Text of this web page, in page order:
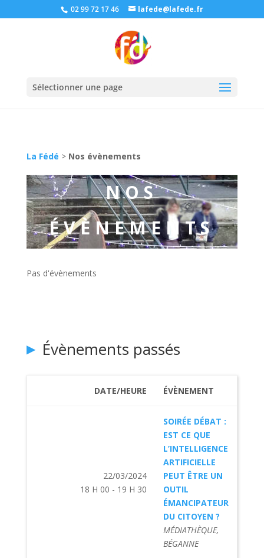
02 99 72 17 46 lafede@lafede.fr
Sélectionner une page
La Fédé > Nos évènements
NOS
ÉVÈNEMENTS
Pas d'évènements
Évènements passés
DATE/HEURE ÉVÈNEMENT
22/03/2024
18 H 00 - 19 H 30
SOIRÉE DÉBAT :
EST CE QUE
L’INTELLIGENCE
ARTIFICIELLE
PEUT ÊTRE UN
OUTIL
ÉMANCIPATEUR
DU CITOYEN ?
MÉDIATHÈQUE,
BÉGANNE